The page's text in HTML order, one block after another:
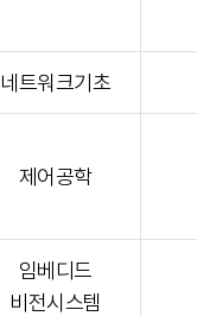
네트워크기초
제어공학
임베디드
비전시스템